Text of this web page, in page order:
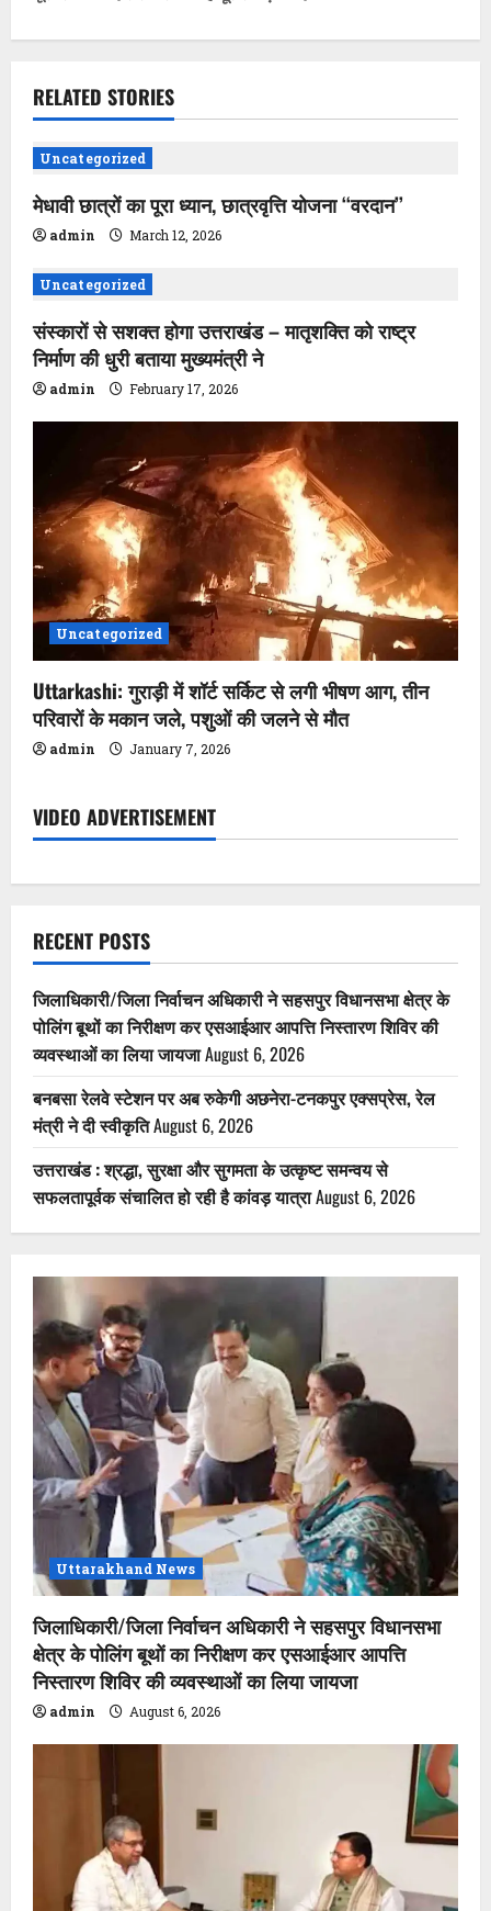
n
v
i
g
a
t
i
o
n
RELATED STORIES
Uncategorized
मेधावी छात्रों का पूरा ध्यान, छात्रवृत्ति योजना ‘‘वरदान’’
admin March 12, 2026
Uncategorized
संस्कारों से सशक्त होगा उत्तराखंड – मातृशक्ति को राष्ट्र
निर्माण की धुरी बताया मुख्यमंत्री ने
admin February 17, 2026
Uncategorized
Uttarkashi: गुराड़ी में शॉर्ट सर्किट से लगी भीषण आग, तीन
परिवारों के मकान जले, पशुओं की जलने से मौत
admin January 7, 2026
VIDEO ADVERTISEMENT
RECENT POSTS
जिलाधिकारी/जिला निर्वाचन अधिकारी ने सहसपुर विधानसभा क्षेत्र के
पोलिंग बूथों का निरीक्षण कर एसआईआर आपत्ति निस्तारण शिविर की
व्यवस्थाओं का लिया जायजाAugust 6, 2026
बनबसा रेलवे स्टेशन पर अब रुकेगी अछनेरा-टनकपुर एक्सप्रेस, रेल
मंत्री ने दी स्वीकृतिAugust 6, 2026
उत्तराखंड : श्रद्धा, सुरक्षा और सुगमता के उत्कृष्ट समन्वय से
सफलतापूर्वक संचालित हो रही है कांवड़ यात्राAugust 6, 2026
Uttarakhand News
जिलाधिकारी/जिला निर्वाचन अधिकारी ने सहसपुर विधानसभा
क्षेत्र के पोलिंग बूथों का निरीक्षण कर एसआईआर आपत्ति
निस्तारण शिविर की व्यवस्थाओं का लिया जायजा
admin August 6, 2026